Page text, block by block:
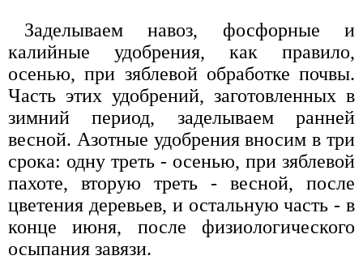
Заделываем навоз, фосфорные и
калийные удобрения, как правило,
осенью, при зяблевой обработке почвы.
Часть этих удобрений, заготовленных в
зимний период, заделываем ранней
весной. Азотные удобрения вносим в три
срока: одну треть - осенью, при зяблевой
пахоте, вторую треть - весной, после
цветения деревьев, и остальную часть - в
конце июня, после физиологического
осыпания завязи.